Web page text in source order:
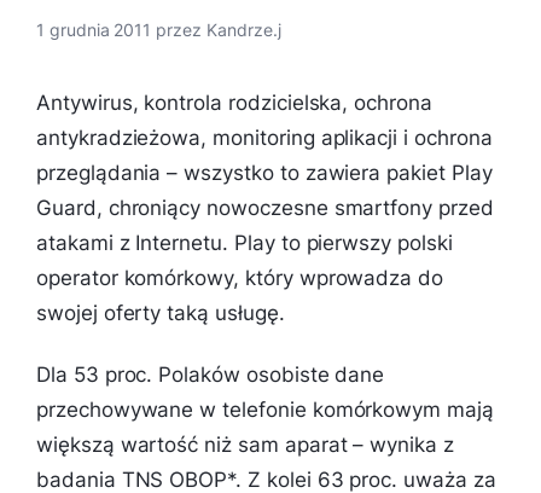
1 grudnia 2011 przez Kandrze.j
Antywirus, kontrola rodzicielska, ochrona
antykradzieżowa, monitoring aplikacji i ochrona
przeglądania – wszystko to zawiera pakiet Play
Guard, chroniący nowoczesne smartfony przed
atakami z Internetu. Play to pierwszy polski
operator komórkowy, który wprowadza do
swojej oferty taką usługę.
Dla 53 proc. Polaków osobiste dane
przechowywane w telefonie komórkowym mają
większą wartość niż sam aparat – wynika z
badania TNS OBOP*. Z kolei 63 proc. uważa za